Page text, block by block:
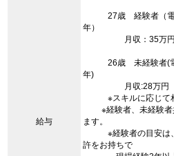
給与
27歳 経験者（電
年）
月収：35万円
26歳 未経験者(電
年)
月収:28万円
※スキルに応じて
※経験者、未経験者
ます。
※経験者の目安は、
許をお持ちで